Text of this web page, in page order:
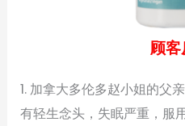
顾
1. 加拿大多伦多赵小姐的父
有轻生念头，失眠严重，服